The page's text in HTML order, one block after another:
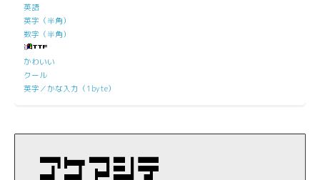
英語
英字（半角）
数字（半角）
かわいい
クール
英字／かな入力（1byte）